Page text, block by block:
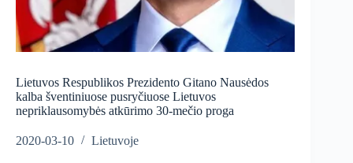
Lietuvos Respublikos Prezidento Gitano Nausėdos
kalba šventiniuose pusryčiuose Lietuvos
nepriklausomybės atkūrimo 30-mečio proga
2020-03-10 Lietuvoje